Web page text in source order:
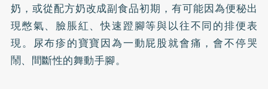
奶 ，或從配方奶改成副食品初期，有可能因為便秘出
現憋氣、臉脹紅、快速蹬腳等與以往不同的排便表
現。 尿布疹的寶寶因為一動屁股就會痛，會不停哭
鬧、間斷性的舞動手腳。